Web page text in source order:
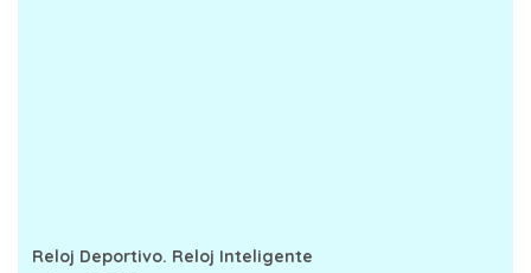
Reloj Deportivo. Reloj Inteligente